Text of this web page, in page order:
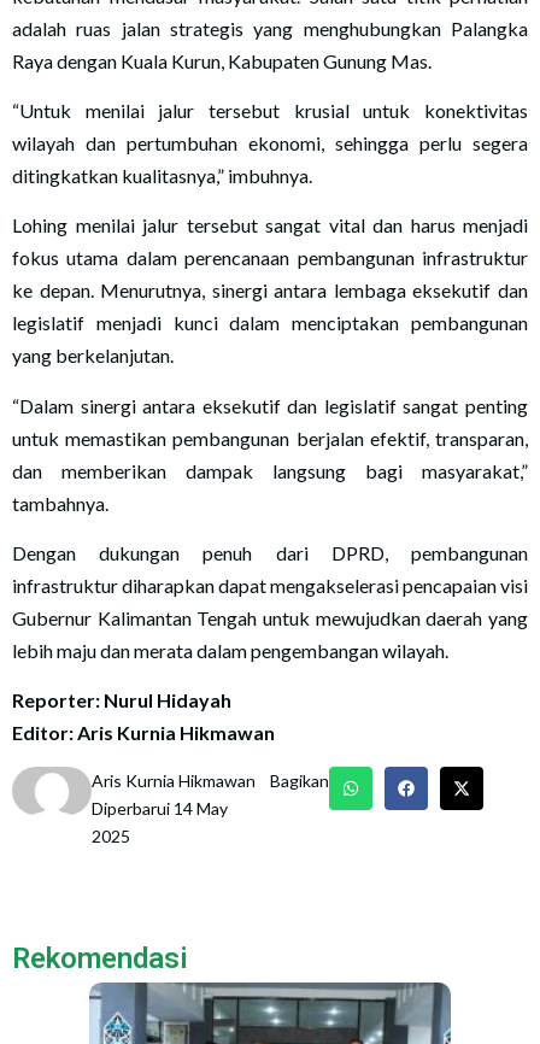
adalah ruas jalan strategis yang menghubungkan Palangka
Raya dengan Kuala Kurun, Kabupaten Gunung Mas.
“Untuk menilai jalur tersebut krusial untuk konektivitas
wilayah dan pertumbuhan ekonomi, sehingga perlu segera
ditingkatkan kualitasnya,” imbuhnya.
Lohing menilai jalur tersebut sangat vital dan harus menjadi
fokus utama dalam perencanaan pembangunan infrastruktur
ke depan. Menurutnya, sinergi antara lembaga eksekutif dan
legislatif menjadi kunci dalam menciptakan pembangunan
yang berkelanjutan.
“Dalam sinergi antara eksekutif dan legislatif sangat penting
untuk memastikan pembangunan berjalan efektif, transparan,
dan memberikan dampak langsung bagi masyarakat,”
tambahnya.
Dengan dukungan penuh dari DPRD, pembangunan
infrastruktur diharapkan dapat mengakselerasi pencapaian visi
Gubernur Kalimantan Tengah untuk mewujudkan daerah yang
lebih maju dan merata dalam pengembangan wilayah.
Reporter: Nurul Hidayah
Editor: Aris Kurnia Hikmawan
Aris Kurnia Hikmawan
Diperbarui 14 May
2025
Bagikan
Rekomendasi